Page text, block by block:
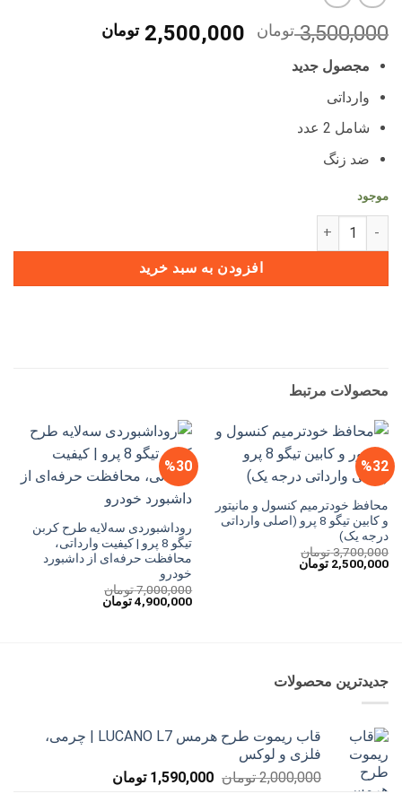
3,500,000 تومان
قیمت
2,500,000 تومان
مجصول جدید
وارداتی
شامل 2 عدد
ضد زنگ
موجود
قاب لبه دار دور آینه های جانبی تیگو 8 پرو - پرومکس - هیبرید عدد
افزودن به سبد خرید
محصولات مرتبط
%32
محافظ خودترمیم کنسول و مانیتور
و کابین تیگو 8 پرو (اصلی وارداتی
درجه یک)
3,700,000تومان
قیمت
اصلی
2,500,000 تومانقیمت
%30
روداشبوردی سه‌لایه طرح کربن
تیگو 8 پرو | کیفیت وارداتی،
محافظت حرفه‌ای از داشبورد
خودرو
7,000,000تومان
قیمت
اصلی
4,900,000 تومانقیمت
جدیدترین محصولات
قاب ریموت طرح هرمس LUCANO L7 | چرمی،
فلزی و لوکس
2,000,000 تومان قیمت
1,590,000 تومانقیمت